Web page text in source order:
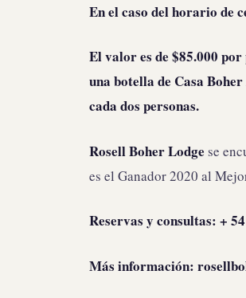
En el caso del horario de
El valor es de $85.000 por
una botella de Casa
cada dos personas.
Rosell Boher Lodge se
es el Ganador 2020 al
Reservas y consultas: +
Más información: